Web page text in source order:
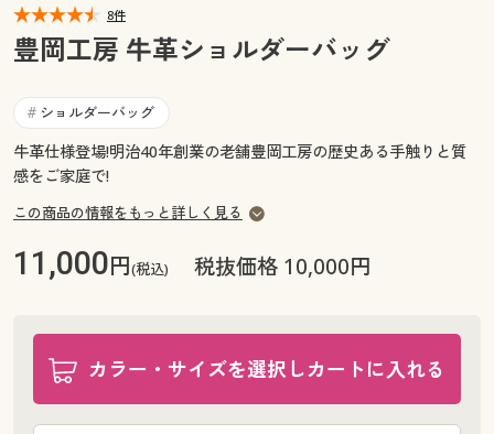
マイページ
お気に入り
サポート
ご利用ガイド
閲覧履歴
サポート
ご利用ガイド
8件
豊岡工房 牛革ショルダーバッグ
# ショルダーバッグ
牛革仕様登場!明治40年創業の老舗豊岡工房の歴史ある手触りと質
感をご家庭で!
この商品の情報をもっと詳しく見る
11,000円(税込) 税抜価格 10,000円
カラー・サイズを選択しカートに入れる